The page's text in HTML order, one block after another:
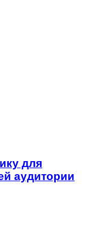
для
аудитории